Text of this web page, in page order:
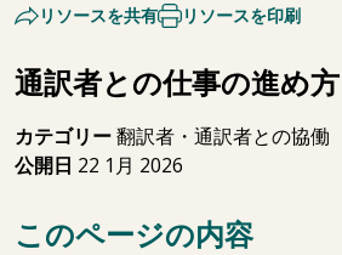
リソースを共有
リソースを印刷
通訳者との仕事の進め方
カテゴリー翻訳者・通訳者との協働
公開日 22 1月 2026
このページの内容